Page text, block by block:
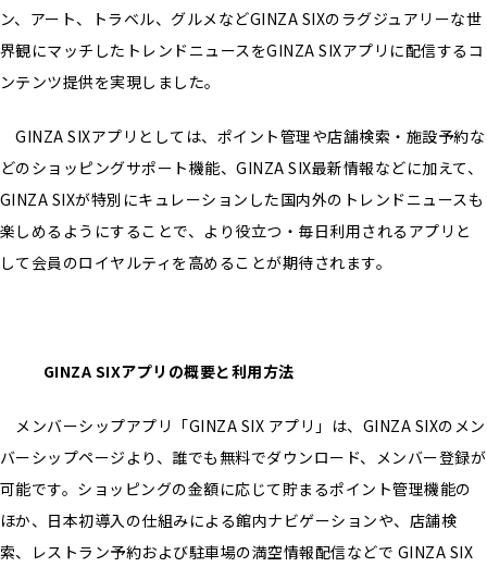
ン、アート、トラベル、グルメなどGINZA SIXのラグジュアリーな世
界観にマッチしたトレンドニュースをGINZA SIXアプリに配信するコ
ンテンツ提供を実現しました。
GINZA SIXアプリとしては、ポイント管理や店舗検索・施設予約な
どのショッピングサポート機能、GINZA SIX最新情報などに加えて、
GINZA SIXが特別にキュレーションした国内外のトレンドニュースも
楽しめるようにすることで、より役立つ・毎日利用されるアプリと
して会員のロイヤルティを高めることが期待されます。
GINZA SIXアプリの概要と利用方法
メンバーシップアプリ「GINZA SIX アプリ」は、GINZA SIXのメン
バーシップページより、誰でも無料でダウンロード、メンバー登録が
可能です。ショッピングの金額に応じて貯まるポイント管理機能の
ほか、日本初導入の仕組みによる館内ナビゲーションや、店舗検
索、レストラン予約および駐車場の満空情報配信などで GINZA SIX